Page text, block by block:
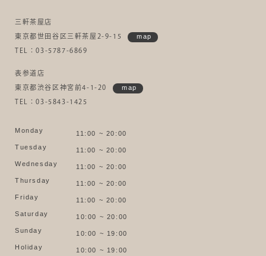
三軒茶屋店
東京都世田谷区三軒茶屋2-9-15 map
TEL：03-5787-6869
表参道店
東京都渋谷区神宮前4-1-20 map
TEL：03-5843-1425
Monday
11:00 ~ 20:00
Tuesday
11:00 ~ 20:00
Wednesday
11:00 ~ 20:00
Thursday
11:00 ~ 20:00
Friday
11:00 ~ 20:00
Saturday
10:00 ~ 20:00
Sunday
10:00 ~ 19:00
Holiday
10:00 ~ 19:00